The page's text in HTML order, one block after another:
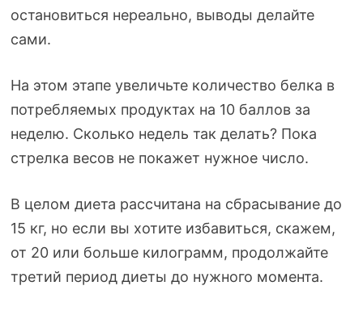
остановиться нереально, выводы делайте
сами.
На этом этапе увеличьте количество белка в
потребляемых продуктах на 10 баллов за
неделю. Сколько недель так делать? Пока
стрелка весов не покажет нужное число.
В целом диета рассчитана на сбрасывание до
15 кг, но если вы хотите избавиться, скажем,
от 20 или больше килограмм, продолжайте
третий период диеты до нужного момента.